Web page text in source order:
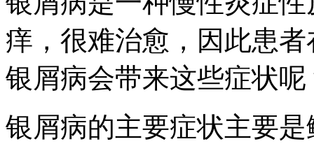
痒，很难治愈，因此患
银屑病会带来这些症状呢
银屑病的主要症状主要